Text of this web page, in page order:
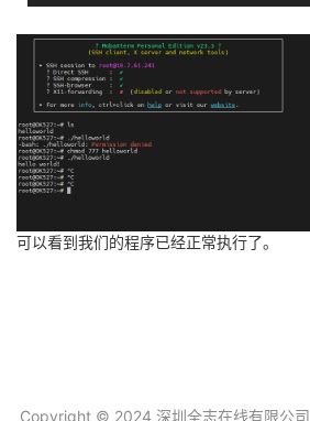
可以看到我们的程序已经正常执行了。
Copyright © 2024 深圳全志在线有限公司